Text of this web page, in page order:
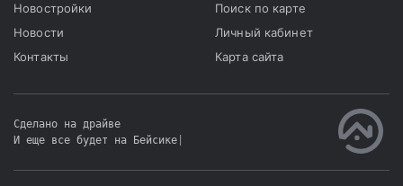
Новостройки
Новости
Контакты
Поиск по карте
Личный кабинет
Карта сайта
Сделано на драйве
И еще все будет на Бейсике